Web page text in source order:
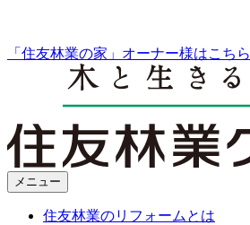
「住友林業の家」オーナー様はこちら
メニュー
住友林業のリフォームとは